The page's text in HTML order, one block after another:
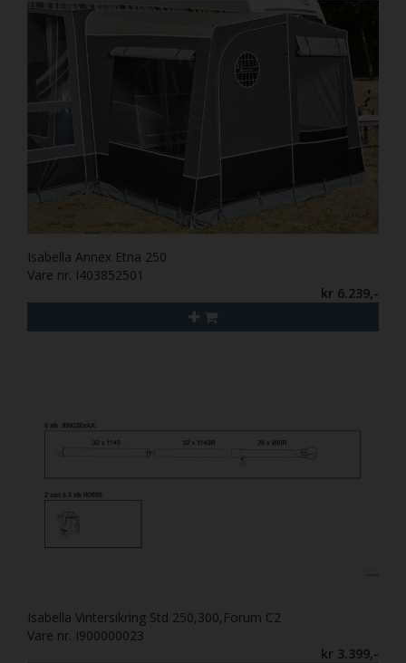
Isabella Annex Etna 250
Vare nr. I403852501
kr 6.239,-
Isabella Vintersikring Std 250,300,Forum C2
Vare nr. I900000023
kr 3.399,-